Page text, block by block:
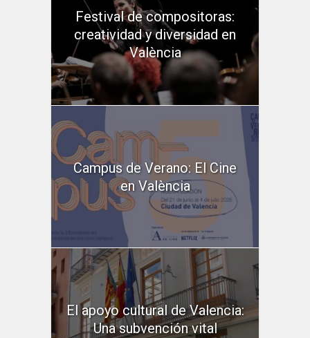
Festival de compositoras:
creatividad y diversidad en
València
Campus de Verano: El Cine
en València
El apoyo cultural de Valencia:
Una subvención vital